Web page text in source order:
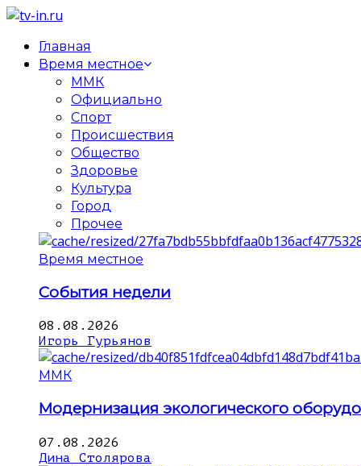
Главная
Время местное
ММК
Официально
Спорт
Происшествия
Общество
Здоровье
Культура
Город
Прочее
Время местное
События недели
08.08.2026
Игорь Гурьянов
ММК
Модернизация экологического
07.08.2026
Дина Столярова